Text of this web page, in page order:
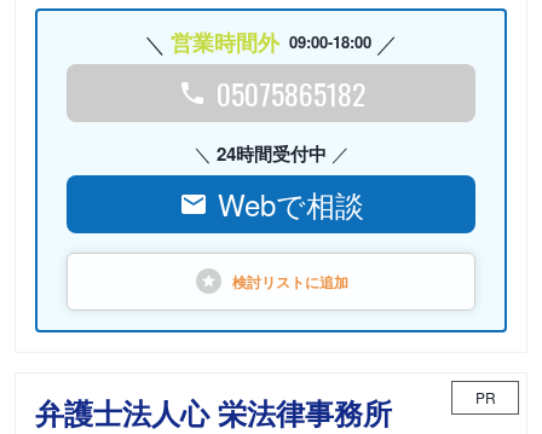
営業時間外 09:00-18:00
05075865182
24時間受付中
Webで相談
検討リストに追加
弁護士法人心 栄法律事務所 PR